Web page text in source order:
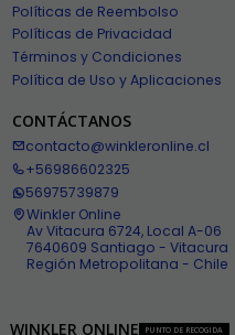
Políticas de Reembolso
Políticas de Privacidad
Términos y Condiciones
Política de Uso y Aplicaciones
CONTÁCTANOS
contacto@winkleronline.cl
+56986602325
56975739879
Winkler Online
Av Vitacura 6724, Local A-06
7640609 Santiago - Vitacura
Región Metropolitana - Chile
WINKLER ONLINE PUNTO DE RECOGIDA